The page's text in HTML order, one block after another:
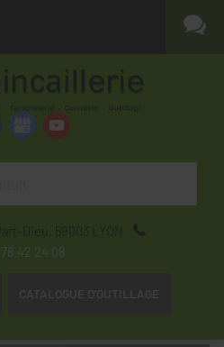
Dieu, 69003
LYON
42 24 08
CATALOGUE D'OUTILLAGE